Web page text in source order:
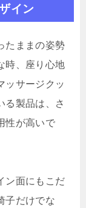
イン
たままの姿勢
時、座り心地
ッサージクッ
る製品は、さ
性が高いで
ン面にもこだ
子だけでな